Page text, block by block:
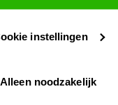
te
in onsprivacybeleid
kun je ook zelf
instellingen
Alleen noodzakelijk